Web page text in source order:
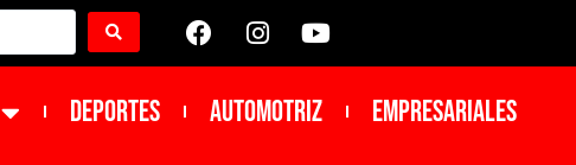
DEPORTES Automotriz Empresariales